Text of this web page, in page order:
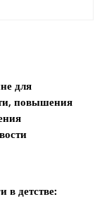
для
повышения
в детстве: